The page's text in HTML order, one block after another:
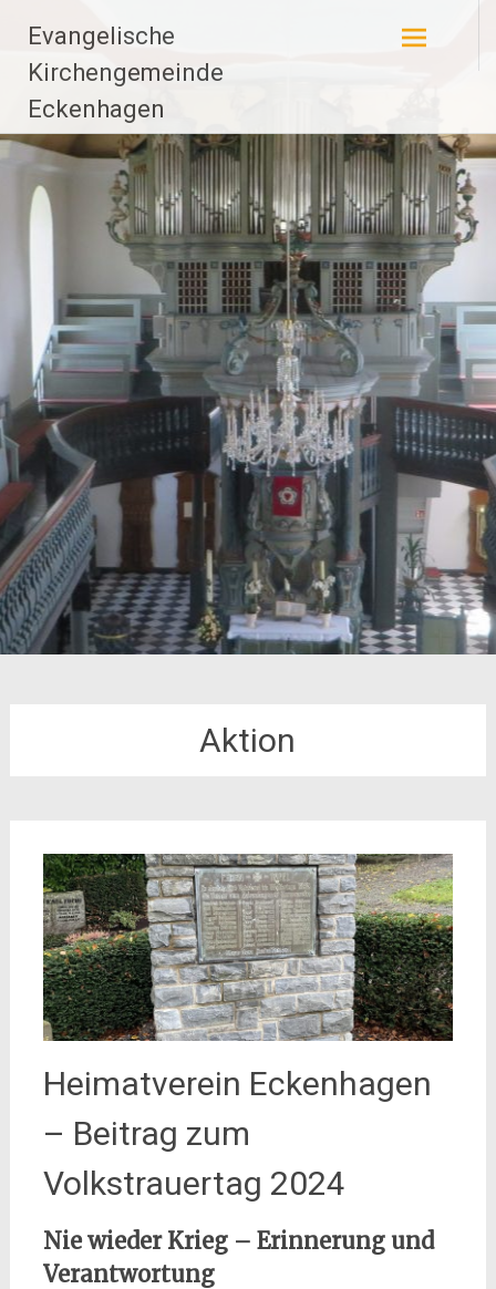
Inhalt
springen
Evangelische
Kirchengemeinde
Eckenhagen
Aktion
Heimatverein Eckenhagen
– Beitrag zum
Volkstrauertag 2024
Nie wieder Krieg – Erinnerung und
Verantwortung